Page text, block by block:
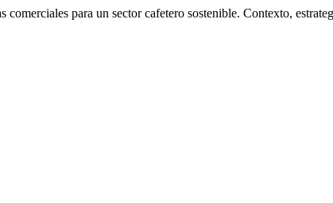
para un sector cafetero sostenible. Contexto,